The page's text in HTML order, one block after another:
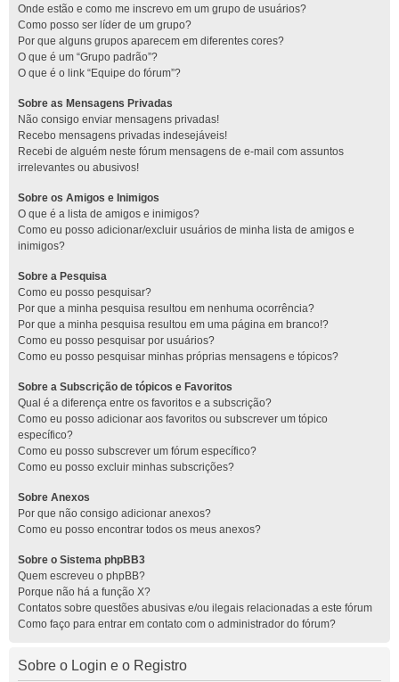
Onde estão e como me inscrevo em um grupo de usuários?
Como posso ser líder de um grupo?
Por que alguns grupos aparecem em diferentes cores?
O que é um “Grupo padrão”?
O que é o link “Equipe do fórum”?
Sobre as Mensagens Privadas
Não consigo enviar mensagens privadas!
Recebo mensagens privadas indesejáveis!
Recebi de alguém neste fórum mensagens de e-mail com assuntos
irrelevantes ou abusivos!
Sobre os Amigos e Inimigos
O que é a lista de amigos e inimigos?
Como eu posso adicionar/excluir usuários de minha lista de amigos e
inimigos?
Sobre a Pesquisa
Como eu posso pesquisar?
Por que a minha pesquisa resultou em nenhuma ocorrência?
Por que a minha pesquisa resultou em uma página em branco!?
Como eu posso pesquisar por usuários?
Como eu posso pesquisar minhas próprias mensagens e tópicos?
Sobre a Subscrição de tópicos e Favoritos
Qual é a diferença entre os favoritos e a subscrição?
Como eu posso adicionar aos favoritos ou subscrever um tópico
específico?
Como eu posso subscrever um fórum específico?
Como eu posso excluir minhas subscrições?
Sobre Anexos
Por que não consigo adicionar anexos?
Como eu posso encontrar todos os meus anexos?
Sobre o Sistema phpBB3
Quem escreveu o phpBB?
Porque não há a função X?
Contatos sobre questões abusivas e/ou ilegais relacionadas a este fórum
Como faço para entrar em contato com o administrador do fórum?
Sobre o Login e o Registro